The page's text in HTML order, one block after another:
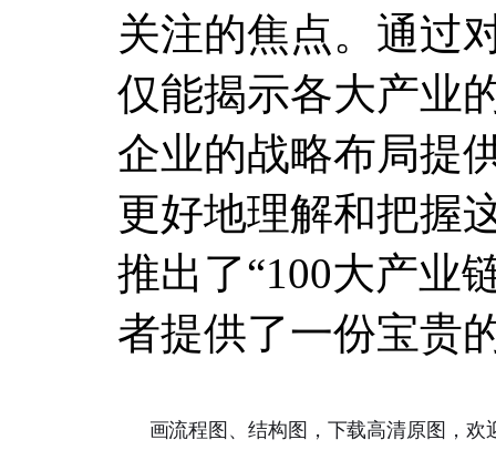
关注的焦点。通过
仅能揭示各大产业
企业的战略布局提
更好地理解和把握
推出了“100大产业
者提供了一份宝贵